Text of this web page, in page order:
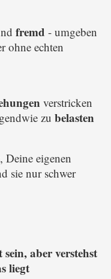
fremd - umgeben
ohne echten
verstricken
zu belasten
eigenen
sie nur schwer
aber verstehst
liegt